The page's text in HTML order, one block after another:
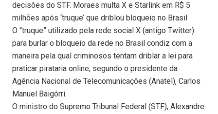
decisões do STF. Moraes multa X e Starlink em R$ 5
milhões após ‘truque’ que driblou bloqueio no Brasil
O “truque” utilizado pela rede social X (antigo Twitter)
para burlar o bloqueio da rede no Brasil condiz com a
maneira pela qual criminosos tentam driblar a lei para
praticar pirataria online, segundo o presidente da
Agência Nacional de Telecomunicações (Anatel), Carlos
Manuel Baigórri.
O ministro do Supremo Tribunal Federal (STF), Alexandre